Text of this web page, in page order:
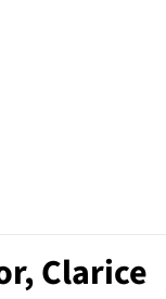
Clarice